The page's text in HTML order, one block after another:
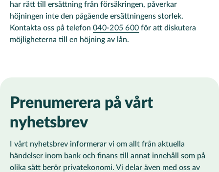
har rätt till ersättning från försäkringen, påverkar
höjningen inte den pågående ersättningens storlek.
Kontakta oss på telefon 040-205 600 för att diskutera
möjligheterna till en höjning av lån.
Prenumerera på vårt
nyhetsbrev
I vårt nyhetsbrev informerar vi om allt från aktuella
händelser inom bank och finans till annat innehåll som på
olika sätt berör privatekonomi. Vi delar även med oss av